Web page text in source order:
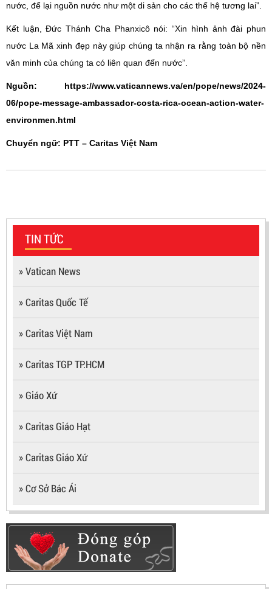
nước, để lại nguồn nước như một di sản cho các thế hệ tương lai”.
Kết luận, Đức Thánh Cha Phanxicô nói: “Xin hình ảnh đài phun
nước La Mã xinh đẹp này giúp chúng ta nhận ra rằng toàn bộ nền
văn minh của chúng ta có liên quan đến nước”.
Nguồn: https://www.vaticannews.va/en/pope/news/2024-
06/pope-message-ambassador-costa-rica-ocean-action-water-
environmen.html
Chuyển ngữ: PTT – Caritas Việt Nam
TIN TỨC
» Vatican News
» Caritas Quốc Tế
» Caritas Việt Nam
» Caritas TGP TP.HCM
» Giáo Xứ
» Caritas Giáo Hạt
» Caritas Giáo Xứ
» Cơ Sở Bác Ái